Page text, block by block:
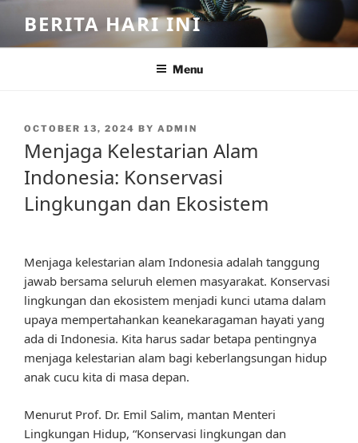
content
BERITA HARI INI
Menu
POSTED
OCTOBER 13, 2024 BY ADMIN
Menjaga Kelestarian Alam
Indonesia: Konservasi
Lingkungan dan Ekosistem
Menjaga kelestarian alam Indonesia adalah tanggung
jawab bersama seluruh elemen masyarakat. Konservasi
lingkungan dan ekosistem menjadi kunci utama dalam
upaya mempertahankan keanekaragaman hayati yang
ada di Indonesia. Kita harus sadar betapa pentingnya
menjaga kelestarian alam bagi keberlangsungan hidup
anak cucu kita di masa depan.
Menurut Prof. Dr. Emil Salim, mantan Menteri
Lingkungan Hidup, “Konservasi lingkungan dan